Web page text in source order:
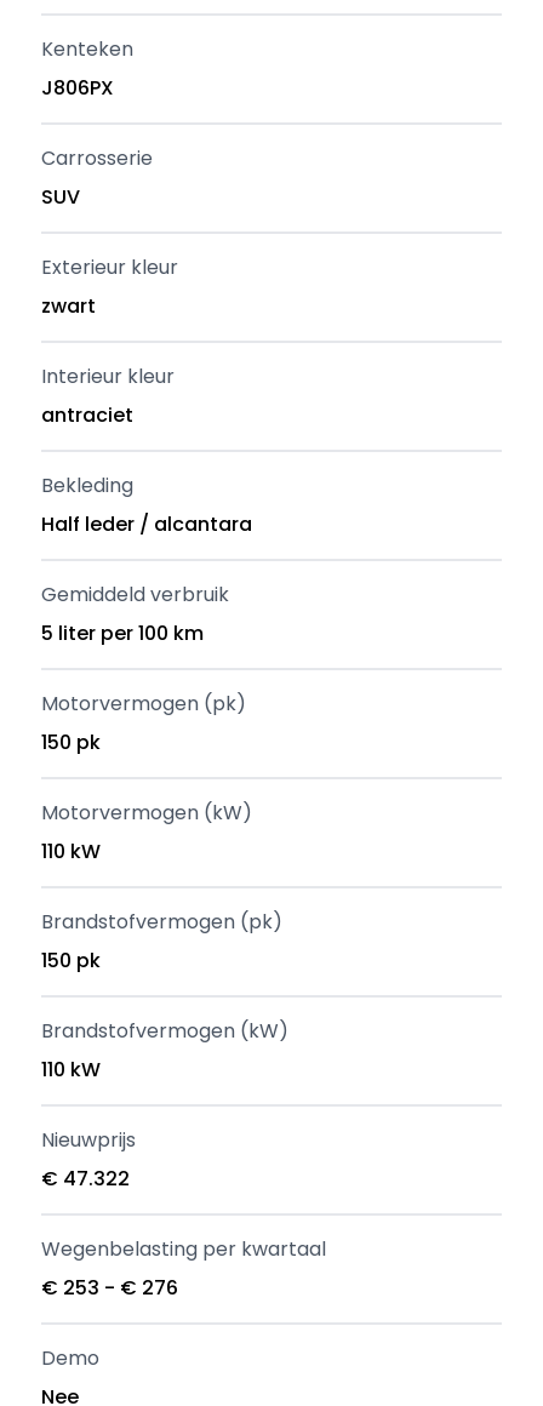
Kenteken
J806PX
Carrosserie
SUV
Exterieur kleur
zwart
Interieur kleur
antraciet
Bekleding
Half leder / alcantara
Gemiddeld verbruik
5 liter per 100 km
Motorvermogen (pk)
150 pk
Motorvermogen (kW)
110 kW
Brandstofvermogen (pk)
150 pk
Brandstofvermogen (kW)
110 kW
Nieuwprijs
€ 47.322
Wegenbelasting per kwartaal
€ 253 - € 276
Demo
Nee